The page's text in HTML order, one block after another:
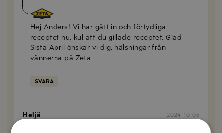
Anna Mellberg
Hej Anders! Vi har gått in och förtydligat
receptet nu, kul att du gillade receptet. Glad
Sista April önskar vi dig, hälsningar från
vännerna på Zeta
SVARA
Heljä 2024-10-05